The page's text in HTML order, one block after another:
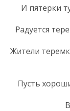
И пятерки
Радуется
Жители
Пусть